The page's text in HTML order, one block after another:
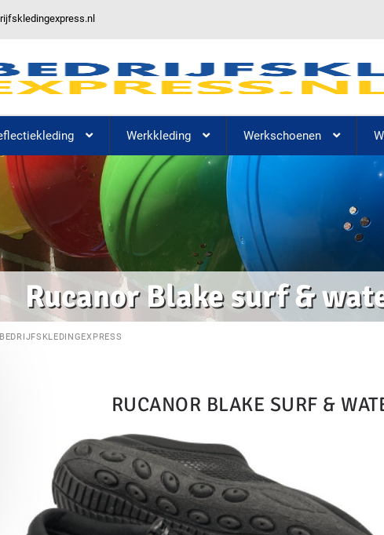
Werkkleding Werkschoenen
Rucanor Blake surf &
BEDRIJFSKLEDINGEXPRESS
RUCANOR BLAKE SURF &